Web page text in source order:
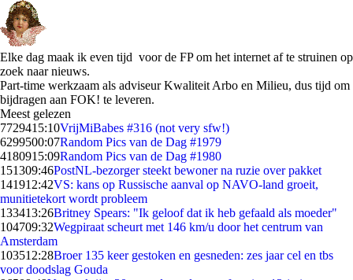
Elke dag maak ik even tijd voor de FP om het internet af te struinen op
zoek naar nieuws.
Part-time werkzaam als adviseur Kwaliteit Arbo en Milieu, dus tijd om
bijdragen aan FOK! te leveren.
Meest gelezen
7729415:10VrijMiBabes #316 (not very sfw!)
6299500:07Random Pics van de Dag #1979
4180915:09Random Pics van de Dag #1980
151309:46PostNL-bezorger steekt bewoner na ruzie over pakket
141912:42VS: kans op Russische aanval op NAVO-land groeit,
munitietekort wordt probleem
133413:26Britney Spears: "Ik geloof dat ik heb gefaald als moeder"
104709:32Wegpiraat scheurt met 146 km/u door het centrum van
Amsterdam
103512:28Broer 135 keer gestoken en gesneden: zes jaar cel en tbs
voor doodslag Gouda